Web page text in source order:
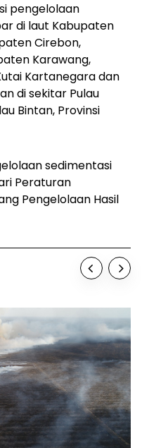
pengelolaan
di laut Kabupaten
Cirebon,
Karawang,
Kartanegara dan
di sekitar Pulau
Bintan, Provinsi
sedimentasi
Peraturan
Pengelolaan Hasil